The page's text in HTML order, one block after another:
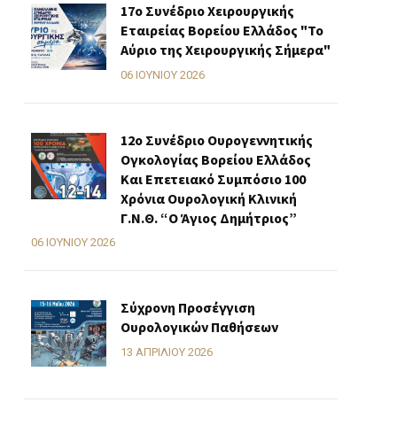
17ο Συνέδριο Χειρουργικής
Εταιρείας Βορείου Ελλάδος "Το
Αύριο της Χειρουργικής Σήμερα"
06 ΙΟΥΝΊΟΥ 2026
12ο Συνέδριο Ουρογεννητικής
Ογκολογίας Βορείου Ελλάδος
Και Επετειακό Συμπόσιο 100
Χρόνια Ουρολογική Κλινική
Γ.Ν.Θ. “Ο Άγιος Δημήτριος”
06 ΙΟΥΝΊΟΥ 2026
Σύχρονη Προσέγγιση
Ουρολογικών Παθήσεων
13 ΑΠΡΙΛΊΟΥ 2026